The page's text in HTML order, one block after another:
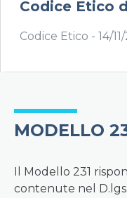
Codice Etico
Codice Etico - 14/
MODELLO
Il Modello 231
contenute nel